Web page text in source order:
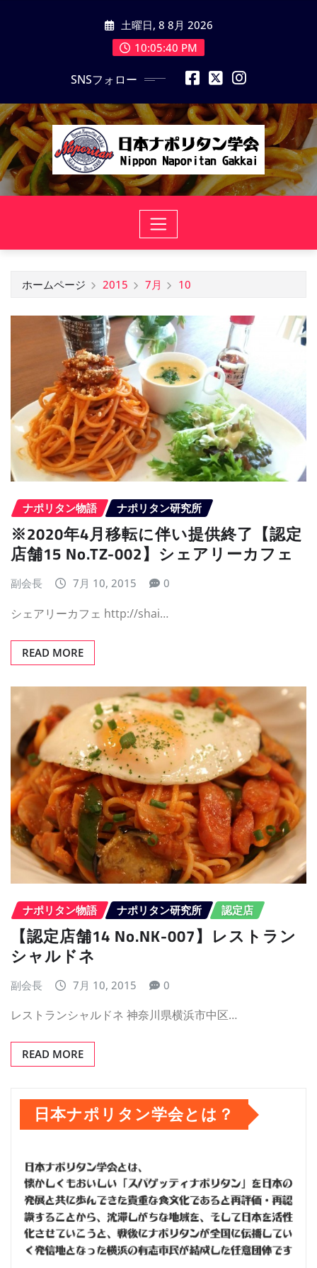
に
ス
キ
ッ
プ
土曜日, 8 8月 2026
10:05:40 PM
SNSフォロー
ホームページ 2015 7月 10
ナポリタン物語 ナポリタン研究所
※2020年4月移転に伴い提供終了【認定
店舗15 No.TZ-002】シェアリーカフェ
副会長 7月 10, 2015 0
シェアリーカフェ http://shai…
READ MORE
ナポリタン物語 ナポリタン研究所 認定店
【認定店舗14 No.NK-007】レストラン
シャルドネ
副会長 7月 10, 2015 0
レストランシャルドネ 神奈川県横浜市中区…
READ MORE
日本ナポリタン学会とは？